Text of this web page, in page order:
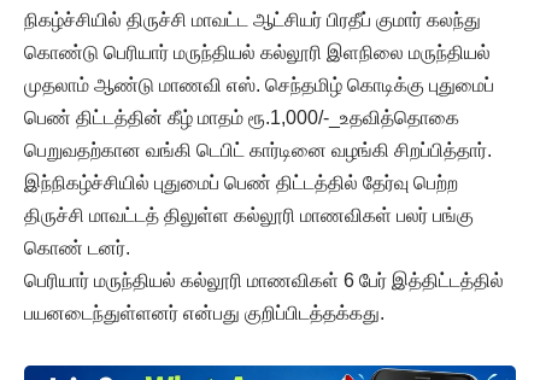
நிகழ்ச்சியில் திருச்சி மாவட்ட ஆட்சியர் பிரதீப் குமார் கலந்து
கொண்டு பெரியார் மருந்தியல் கல்லூரி இளநிலை மருந்தியல்
முதலாம் ஆண்டு மாணவி எஸ். செந்தமிழ் கொடிக்கு புதுமைப்
பெண் திட்டத்தின் கீழ் மாதம் ரூ.1,000/-_உதவித்தொகை
பெறுவதற்கான வங்கி டெபிட் கார்டினை வழங்கி சிறப்பித்தார்.
இந்நிகழ்ச்சியில் புதுமைப் பெண் திட்டத்தில் தேர்வு பெற்ற
திருச்சி மாவட்டத் திலுள்ள கல்லூரி மாணவிகள் பலர் பங்கு
கொண் டனர்.
பெரியார் மருந்தியல் கல்லூரி மாணவிகள் 6 பேர் இத்திட்டத்தில்
பயனடைந்துள்ளனர் என்பது குறிப்பிடத்தக்கது.